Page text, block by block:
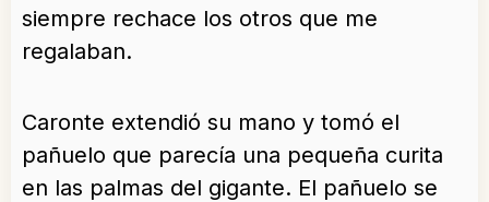
siempre rechace los otros que me
regalaban.
Caronte extendió su mano y tomó el
pañuelo que parecía una pequeña curita
en las palmas del gigante. El pañuelo se